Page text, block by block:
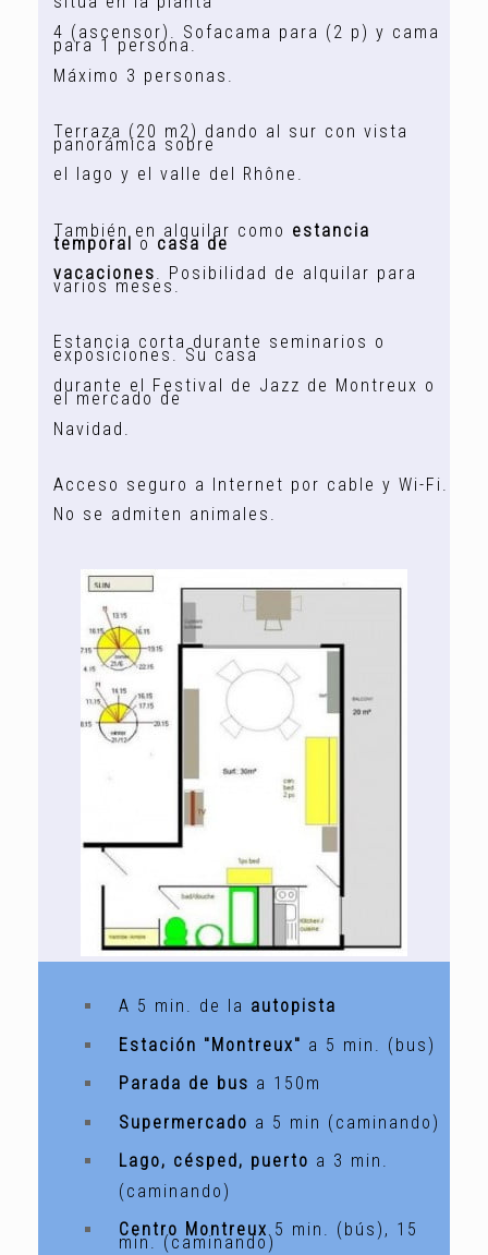
4 (ascensor). Sofacama para (2 p) y cama
para 1 persona.
Máximo 3 personas.
Terraza (20 m2) dando al sur con vista
panorámica sobre
el lago y el valle del Rhône.
También en alquilar como estancia
temporal o casa de
vacaciones. Posibilidad de alquilar para
varios meses.
Estancia corta durante seminarios o
exposiciones. Su casa
durante el Festival de Jazz de Montreux o
el mercado de
Navidad.
Acceso seguro a Internet por cable y Wi-Fi.
No se admiten animales.
A 5 min. de la autopista
Estación "Montreux" a 5 min. (bus)
Parada de bus a 150m
Supermercado a 5 min (caminando)
Lago, césped, puerto a 3 min.
(caminando)
Centro Montreux 5 min. ( bús ), 15
min. ( caminando )